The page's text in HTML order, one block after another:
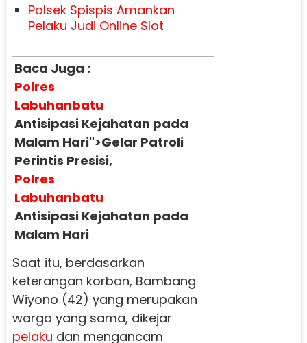
Polsek Spispis Amankan
Pelaku Judi Online Slot
Baca Juga :
Polres
Labuhanbatu
Antisipasi Kejahatan pada
Malam Hari">Gelar Patroli
Perintis Presisi,
Polres
Labuhanbatu
Antisipasi Kejahatan pada
Malam Hari
Saat itu, berdasarkan
keterangan korban, Bambang
Wiyono (42) yang merupakan
warga yang sama, dikejar
pelaku dan mengancam